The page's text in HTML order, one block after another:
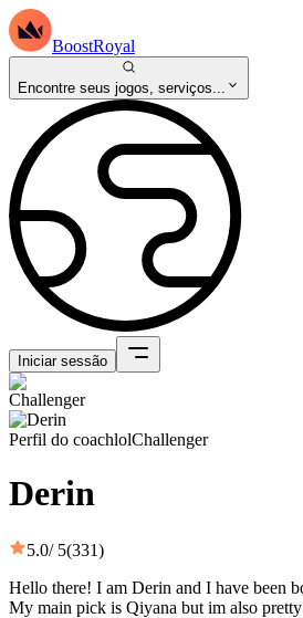
BoostRoyal
Encontre seus jogos, serviços...
Iniciar sessão
Perfil do coachlolChallenger
Derin
5.0/ 5(331)
Hello there! I am Derin and I have been
My main pick is Qiyana but im also